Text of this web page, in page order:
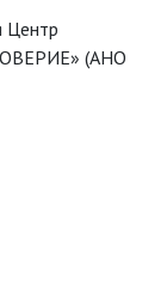
Центр
(АНО